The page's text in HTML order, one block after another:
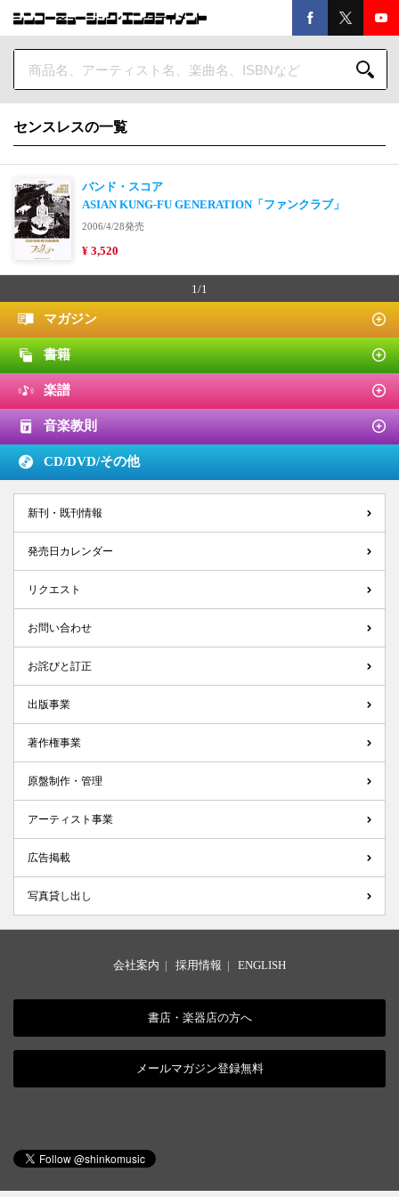
センスレスの一覧
バンド・スコア
ASIAN KUNG-FU GENERATION「ファンクラブ」
2006/4/28発売
¥ 3,520
1/1
マガジン
書籍
楽譜
音楽教則
CD/DVD/その他
新刊・既刊情報
発売日カレンダー
リクエスト
お問い合わせ
お詫びと訂正
出版事業
著作権事業
原盤制作・管理
アーティスト事業
広告掲載
写真貸し出し
会社案内 | 採用情報 | ENGLISH
書店・楽器店の方へ
メールマガジン登録無料